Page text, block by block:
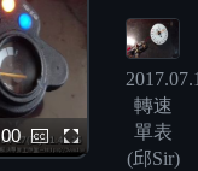
轉速
單表
(邱Sir)